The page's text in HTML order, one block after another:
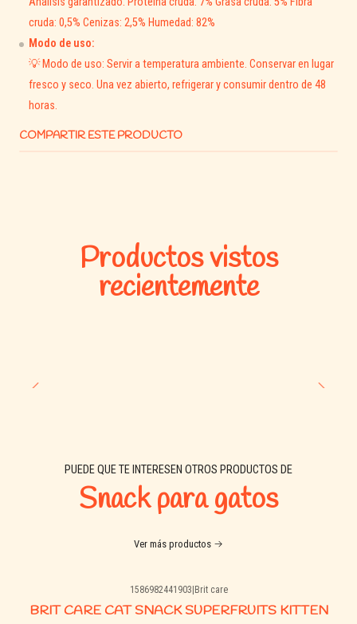
💧 Favorece la hidratación natural del gato.
🐱 Ideal como alimento principal o complemento del
✨Champion Cat Trocitos en Salsa Sabor Pollo 100 g—
sabor, nutrición y frescura en cada bocado para mantener a tu
gato feliz, sano y lleno de energía 🐾💛
cruda: 0,5% Cenizas: 2,5% Humedad: 82%
Modo de uso:
💡 Modo de uso: Servir a temperatura ambiente. Conservar en lugar
fresco y seco. Una vez abierto, refrigerar y consumir dentro de 48
horas.
COMPARTIR ESTE PRODUCTO
Productos vistos
recientemente
PUEDE QUE TE INTERESEN OTROS PRODUCTOS DE
Snack para gatos
Ver más productos
1586982441903 Brit care
BRIT CARE CAT SNACK SUPERFRUITS KITTEN